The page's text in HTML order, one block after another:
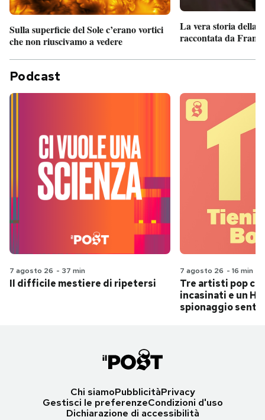
Sulla superficie del Sole c’erano vortici
che non riuscivamo a vedere
La vera storia della
raccontata da
Podcast
7 agosto 26 - 37 min
Il difficile mestiere di ripetersi
7 agosto 26 - 16 min
Tre artisti pop
incasinati e un
spionaggio
Chi siamoPubblicitàPrivacy
Gestisci le preferenzeCondizioni d'uso
Dichiarazione di accessibilità